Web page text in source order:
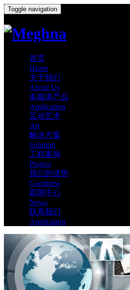
Toggle navigation
首页
Home
关于我们
About Us
多媒体产品
Application
互动艺术
Art
解决方案
Solution
工程案例
Project
我们的优势
Goodness
新闻中心
News
联系我们
Application